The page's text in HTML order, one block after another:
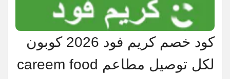
كود خصم كريم فود 2026 كوبون
لكل توصيل مطاعم careem food